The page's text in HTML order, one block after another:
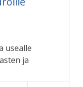
usealle
ja